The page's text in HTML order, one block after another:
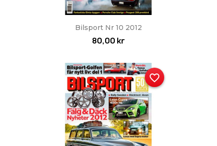
Bilsport Nr 10 2012
80,00 kr
favorite_border